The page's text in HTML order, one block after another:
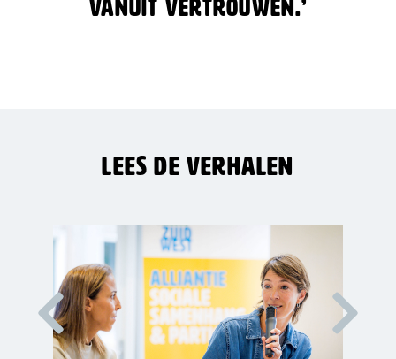
vanuit vertrouwen.’
Lees de verhalen